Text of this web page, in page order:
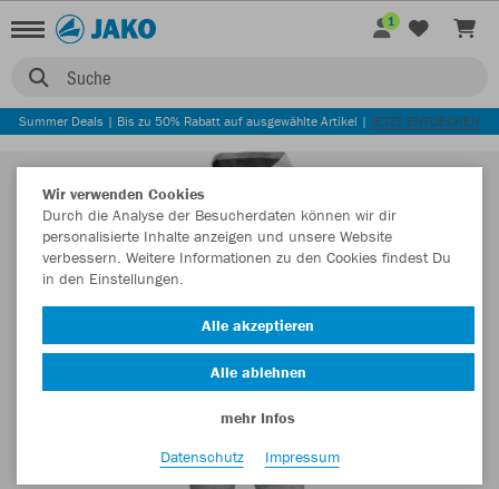
Suche
1
Summer Deals | Bis zu 50% Rabatt auf ausgewählte Artikel | JETZT ENTDECKEN
Wir verwenden Cookies
Durch die Analyse der Besucherdaten können wir dir
personalisierte Inhalte anzeigen und unsere Website
verbessern. Weitere Informationen zu den Cookies findest Du
in den Einstellungen.
Alle akzeptieren
Alle ablehnen
mehr Infos
Datenschutz
Impressum